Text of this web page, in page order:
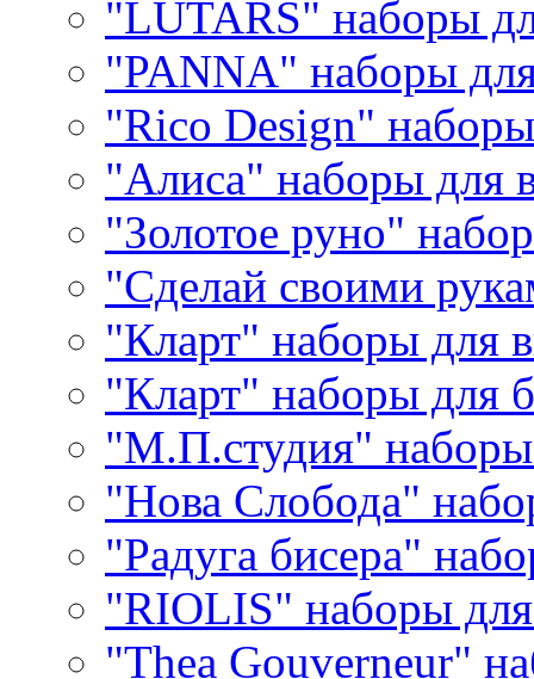
"LUTARS" наборы
"PANNA" наборы
"Rico Design"
"Алиса" наборы для
"Золотое руно"
"Сделай своими
"Кларт" наборы для
"Кларт" наборы для
"М.П.студия"
"Нова Слобода"
"Радуга бисера"
"RIOLIS" наборы
"Thea Gouverneur"